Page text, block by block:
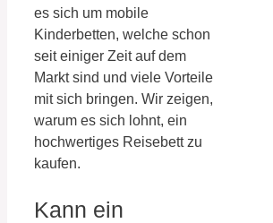
es sich um mobile
Kinderbetten, welche schon
seit einiger Zeit auf dem
Markt sind und viele Vorteile
mit sich bringen. Wir zeigen,
warum es sich lohnt, ein
hochwertiges Reisebett zu
kaufen.
Kann ein